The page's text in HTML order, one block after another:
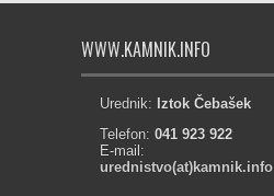
WWW.KAMNIK.INFO
Urednik: Iztok Čebašek
Telefon: 041 923 922
E-mail:
urednistvo(at)kamnik.info